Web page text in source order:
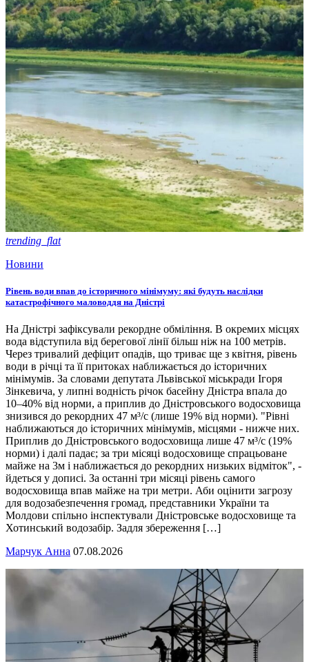
trending_flat
Новини
Рівень води впав до історичного мінімуму: які будуть наслідки
катастрофічного маловоддя на Дністрі
На Дністрі зафіксували рекордне обміління. В окремих місцях
вода відступила від берегової лінії більш ніж на 100 метрів.
Через тривалий дефіцит опадів, що триває ще з квітня, рівень
води в річці та її притоках наближається до історичних
мінімумів. За словами депутата Львівської міськради Ігоря
Зінкевича, у липні водність річок басейну Дністра впала до
10–40% від норми, а приплив до Дністровського водосховища
знизився до рекордних 47 м³/с (лише 19% від норми). "Рівні
наближаються до історичних мінімумів, місцями - нижче них.
Приплив до Дністровського водосховища лише 47 м³/с (19%
норми) і далі падає; за три місяці водосховище спрацьоване
майже на 3м і наближається до рекордних низьких відміток", -
йдеться у дописі. За останні три місяці рівень самого
водосховища впав майже на три метри. Аби оцінити загрозу
для водозабезпечення громад, представники України та
Молдови спільно інспектували Дністровське водосховище та
Хотинський водозабір. Задля збереження […]
Марчук Анна 07.08.2026